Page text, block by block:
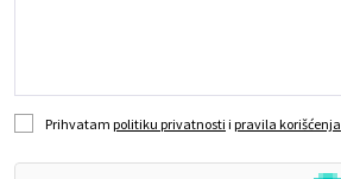
Prihvatam politiku privatnosti i pravila korišćenja